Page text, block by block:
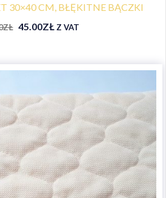
30×40 CM, BŁĘKITNE BĄCZKI
ZŁ 45.00ZŁ Z VAT